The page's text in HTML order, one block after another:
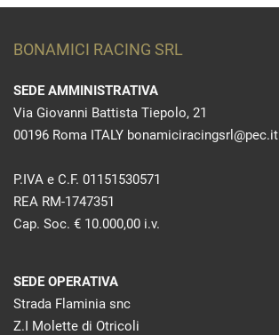
BONAMICI RACING SRL
SEDE AMMINISTRATIVA
Via Giovanni Battista Tiepolo, 21
00196 Roma ITALY bonamiciracingsrl@pec.it
P.IVA e C.F. 01151530571
REA RM-1747351
Cap. Soc. € 10.000,00 i.v.
SEDE OPERATIVA
Strada Flaminia snc
Z.I Molette di Otricoli